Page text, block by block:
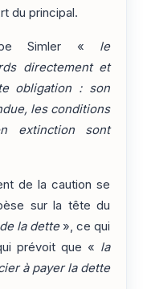
du principal.
Simler « le
directement et
obligation : son
les conditions
extinction sont
de la caution se
sur la tête du
la dette», ce qui
prévoit que « la
à payer la dette